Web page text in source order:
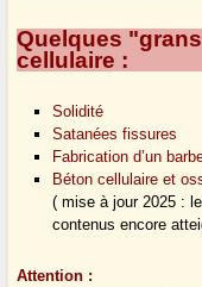
Quelques
cellulaire :
Solidité
Satanées fissures
Fabrication d’un
Béton cellulaire et
( mise à jour 2025 :
contenus encore
Attention :